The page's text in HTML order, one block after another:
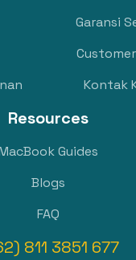
Garansi
Kontak
Resources
Guides
Blogs
FAQ
811 3851 677